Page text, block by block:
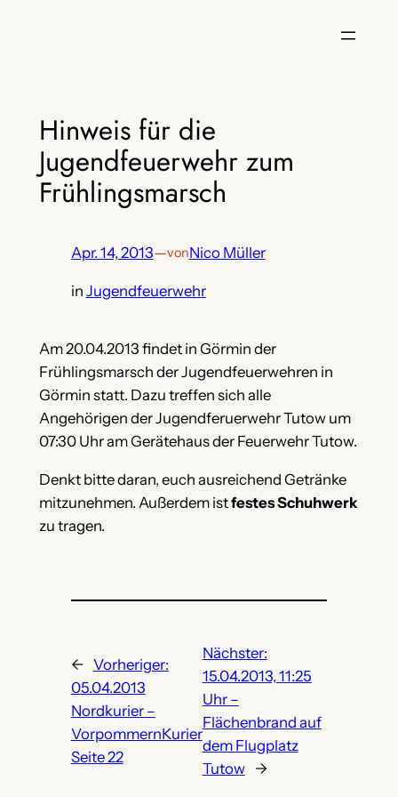
Hinweis für die
Jugendfeuerwehr zum
Frühlingsmarsch
Apr. 14, 2013—vonNico Müller
in Jugendfeuerwehr
Am 20.04.2013 findet in Görmin der
Frühlingsmarsch der Jugendfeuerwehren in
Görmin statt. Dazu treffen sich alle
Angehörigen der Jugendferuerwehr Tutow um
07:30 Uhr am Gerätehaus der Feuerwehr Tutow.
Denkt bitte daran, euch ausreichend Getränke
mitzunehmen. Außerdem istfestes Schuhwerk
zu tragen.
← Vorheriger:
05.04.2013
Nordkurier –
VorpommernKurier
Seite 22
Nächster:
15.04.2013, 11:25
Uhr –
Flächenbrand auf
dem Flugplatz
Tutow
→